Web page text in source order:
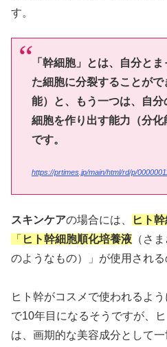
す。
「幹細胞」とは、自分と
た細胞に分裂することが
能）と、もう一つは、自
細胞を作り出す能力（分
です。
https://prtimes.jp/main/html/rd/p/
スキンケアの場合には、 ヒト
「 ヒト幹細胞順化培養液 （さ
のようなもの）」が使用され
ヒト幹がコスメで使われるよ
で10年目になるそうですが、
は、画期的な美容成分として